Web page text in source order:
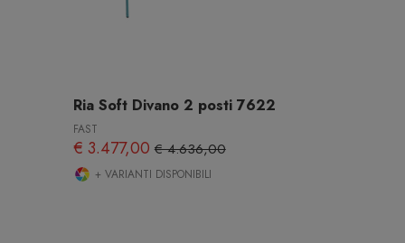
Ria Soft Divano 2 posti 7622
FAST
€ 3.477,00€ 4.636,00
+ VARIANTI DISPONIBILI